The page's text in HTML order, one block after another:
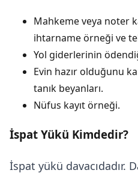
Mahkeme veya noter
ihtarname örneği ve
Yol giderlerinin
Evin hazır olduğunu
tanık beyanları.
Nüfus kayıt örneği.
İspat Yükü Kimdedir?
İspat yükü davacıdadır.